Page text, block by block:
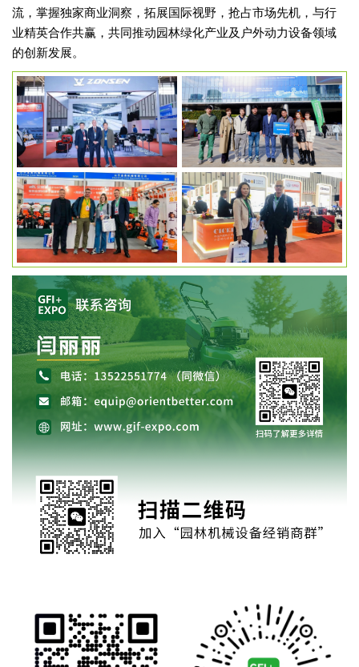
流，掌握独家商业洞察，拓展国际视野，抢占市场先机，与行
业精英合作共赢，共同推动园林绿化产业及户外动力设备领域
的创新发展。